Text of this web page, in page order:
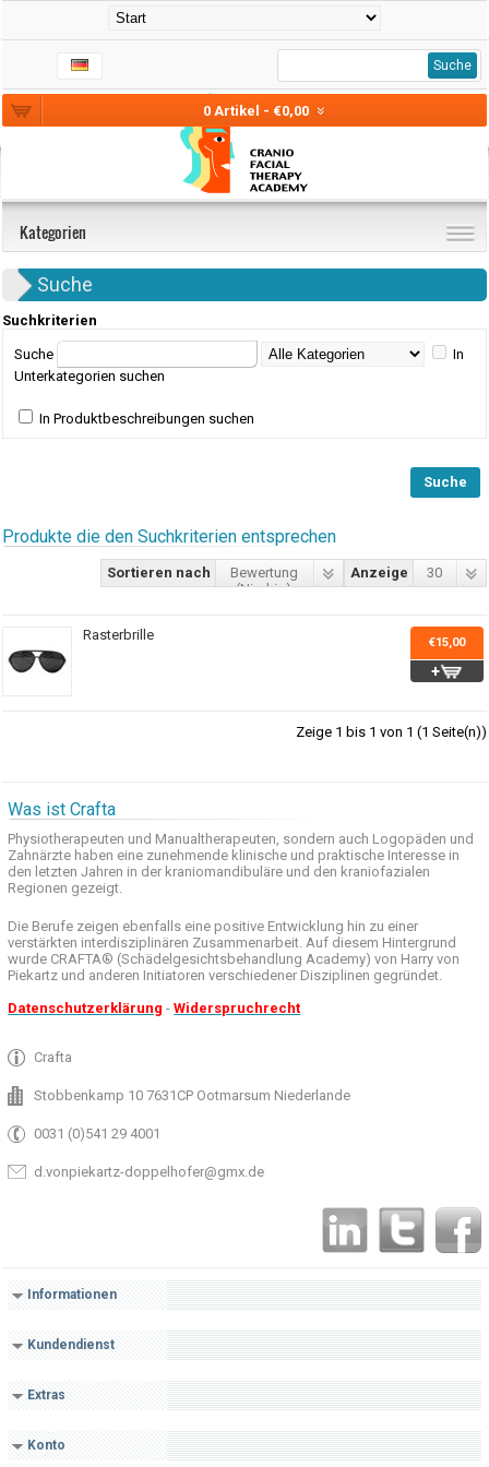
0 Artikel - €0,00
Suche
Kategorien
Suche
Suchkriterien
Suche
In
Unterkategorien suchen
In Produktbeschreibungen suchen
Produkte die den Suchkriterien entsprechen
Anzeige 30
Sortieren nach
Bewertung
(Niedrig)
Rasterbrille €15,00
Zeige 1 bis 1 von 1 (1 Seite(n))
Was ist Crafta
Physiotherapeuten und Manualtherapeuten, sondern auch Logopäden und
Zahnärzte haben eine zunehmende klinische und praktische Interesse in
den letzten Jahren in der kraniomandibuläre und den kraniofazialen
Regionen gezeigt.
Die Berufe zeigen ebenfalls eine positive Entwicklung hin zu einer
verstärkten interdisziplinären Zusammenarbeit. Auf diesem Hintergrund
wurde CRAFTA® (Schädelgesichtsbehandlung Academy) von Harry von
Piekartz und anderen Initiatoren verschiedener Disziplinen gegründet.
Datenschutzerklärung -Widerspruchrecht
Crafta
Stobbenkamp 10 7631CP Ootmarsum Niederlande
0031 (0)541 29 4001
d.vonpiekartz-doppelhofer@gmx.de
Informationen
Kundendienst
Extras
Konto